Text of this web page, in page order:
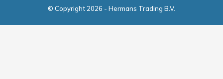
© Copyright 2026 - Hermans Trading B.V.